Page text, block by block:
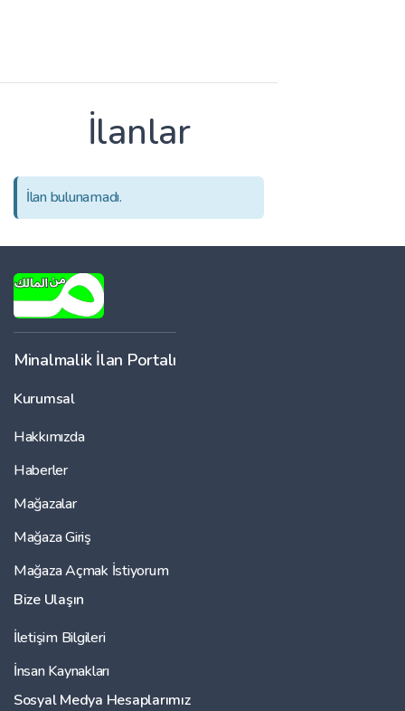
İlanlar
İlan bulunamadı.
Minalmalik İlan Portalı
Kurumsal
Hakkımızda
Haberler
Mağazalar
Mağaza Giriş
Mağaza Açmak İstiyorum
Bize Ulaşın
İletişim Bilgileri
İnsan Kaynakları
Sosyal Medya Hesaplarımız